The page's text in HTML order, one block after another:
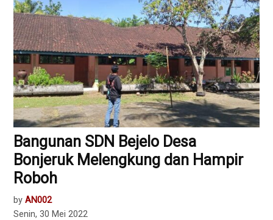
Bangunan SDN Bejelo Desa
Bonjeruk Melengkung dan Hampir
Roboh
by AN002
Senin, 30 Mei 2022